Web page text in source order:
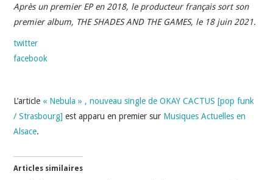
Après un premier EP en 2018, le producteur français sort son
premier album, THE SHADES AND THE GAMES, le 18 juin 2021.
twitter
facebook
L’article « Nebula » , nouveau single de OKAY CACTUS [pop funk
/ Strasbourg] est apparu en premier sur Musiques Actuelles en
Alsace.
Articles similaires